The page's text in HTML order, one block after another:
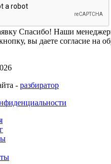
Спасибо! Наши
вы даете согласие на
- разбиратор